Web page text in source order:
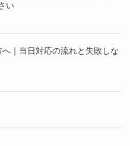
い
｜当日対応の流れと失敗しな